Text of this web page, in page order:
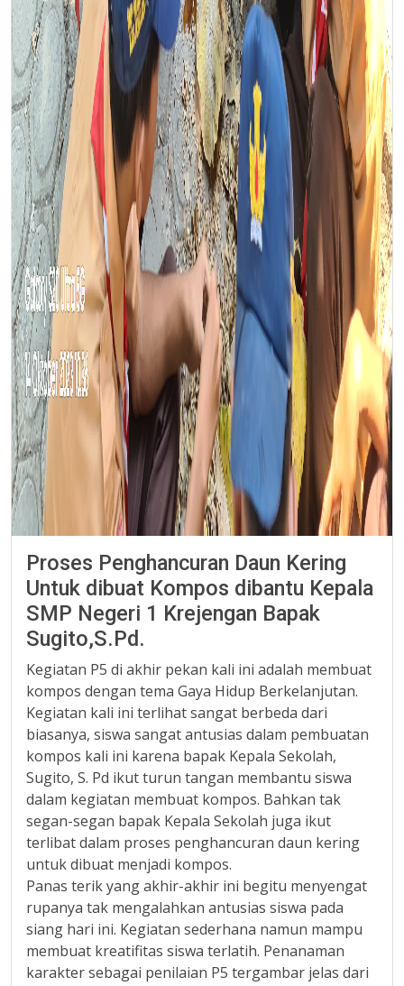
Proses Penghancuran Daun Kering
Untuk dibuat Kompos dibantu Kepala
SMP Negeri 1 Krejengan Bapak
Sugito,S.Pd.
Kegiatan P5 di akhir pekan kali ini adalah membuat
kompos dengan tema Gaya Hidup Berkelanjutan.
Kegiatan kali ini terlihat sangat berbeda dari
biasanya, siswa sangat antusias dalam pembuatan
kompos kali ini karena bapak Kepala Sekolah,
Sugito, S. Pd ikut turun tangan membantu siswa
dalam kegiatan membuat kompos. Bahkan tak
segan-segan bapak Kepala Sekolah juga ikut
terlibat dalam proses penghancuran daun kering
untuk dibuat menjadi kompos.
Panas terik yang akhir-akhir ini begitu menyengat
rupanya tak mengalahkan antusias siswa pada
siang hari ini. Kegiatan sederhana namun mampu
membuat kreatifitas siswa terlatih. Penanaman
karakter sebagai penilaian P5 tergambar jelas dari